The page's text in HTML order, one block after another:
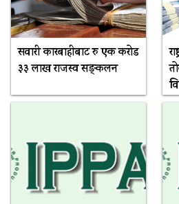
सवारी कारबाहीबाट रु एक करोड
३३ लाख राजस्व सङ्कलन